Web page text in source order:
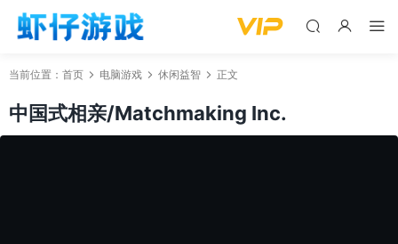
当前位置： 首页 电脑游戏 休闲益智 正文
中国式相亲/Matchmaking Inc.